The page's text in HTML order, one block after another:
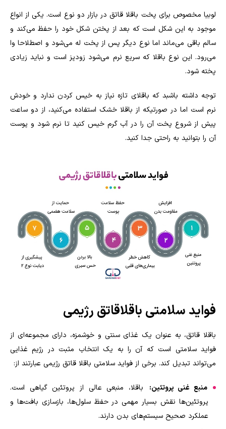
لوبیا مخصوص برای پخت باقلا قاتق در بازار دو نوع است. یکی از انواع
موجود به این شکل است که بعد از پختن شکل خود را حفظ می‌کند و
سالم باقی می‌ماند اما نوع دیگر پس از پخت له می‌شود و اصطلاحا وا
می‌رود. این نوع باقلا که سریع نرم می‌شود زودپز است و نباید زیادی
پخته شود.
توجه داشته باشبد که باقلای تازه نیاز به خیس کردن ندارد و خودش
نرم است اما در صورتیکه از باقلا خشک استفاده می‌کنید، از دو ساعت
پیش از شروع پخت آن را در آب گرم خیس کنید تا نرم شود و پوست
آن را بتوانید به راحتی جدا کنید.
فواید سلامتی باقلاقاتق رژیمی
باقلا قاتق، به عنوان یک غذای سنتی و خوشمزه، دارای مجموعه‌ای از
فواید سلامتی است که آن را به یک انتخاب مثبت در رژیم غذایی
می‌تواند تبدیل کند. برخی از فواید سلامتی باقلا قاتق رژیمی عبارتند از:
منبع غنی پروتئین:
باقلا، منبعی عالی از پروتئین گیاهی است.
پروتئین‌ها نقش بسیار مهمی در حفظ سلول‌ها، بازسازی بافت‌ها و
عملکرد صحیح سیستم‌های بدن دارند.